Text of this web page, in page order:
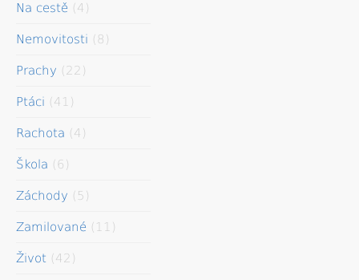
Na cestě (4)
Nemovitosti (8)
Prachy (22)
Ptáci (41)
Rachota (4)
Škola (6)
Záchody (5)
Zamilované (11)
Život (42)